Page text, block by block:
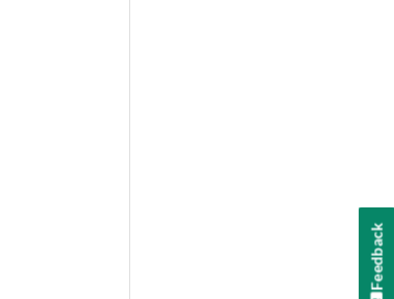
Feedback